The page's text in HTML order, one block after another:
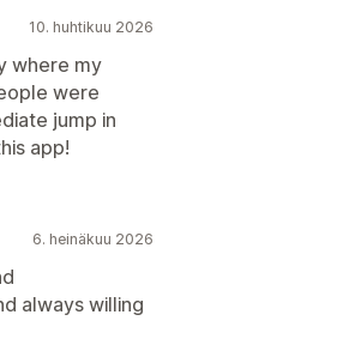
10. huhtikuu 2026
where my
were
jump in
app!
6. heinäkuu 2026
always willing